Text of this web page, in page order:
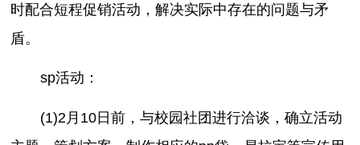
时配合短程促销活动，解决实际中存在的问题与矛
盾。
sp活动：
(1)2月10日前，与校园社团进行洽谈，确立活动